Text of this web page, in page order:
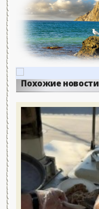
Похожие новости